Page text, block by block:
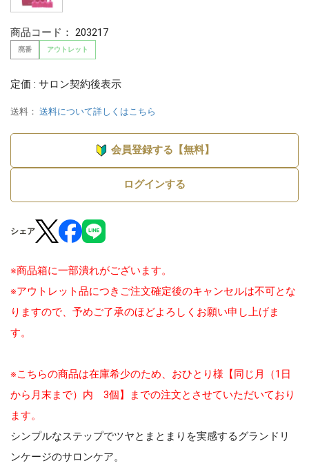
商品コード： 203217
廃番 アウトレット
定価 : サロン契約後表示
送料： 送料について詳しくはこちら
会員登録する【無料】
ログインする
シェア
※商品箱に一部潰れがございます。
※アウトレット品につきご注文確定後のキャンセルは不可とな
りますので、予めご了承のほどよろしくお願い申し上げま
す。
※こちらの商品は在庫希少のため、おひとり様【同じ月（1日
から月末まで）内 3個】までの注文とさせていただいており
ます。
シンプルなステップでツヤとまとまりを実感するグランドリ
ンケージのサロンケア。